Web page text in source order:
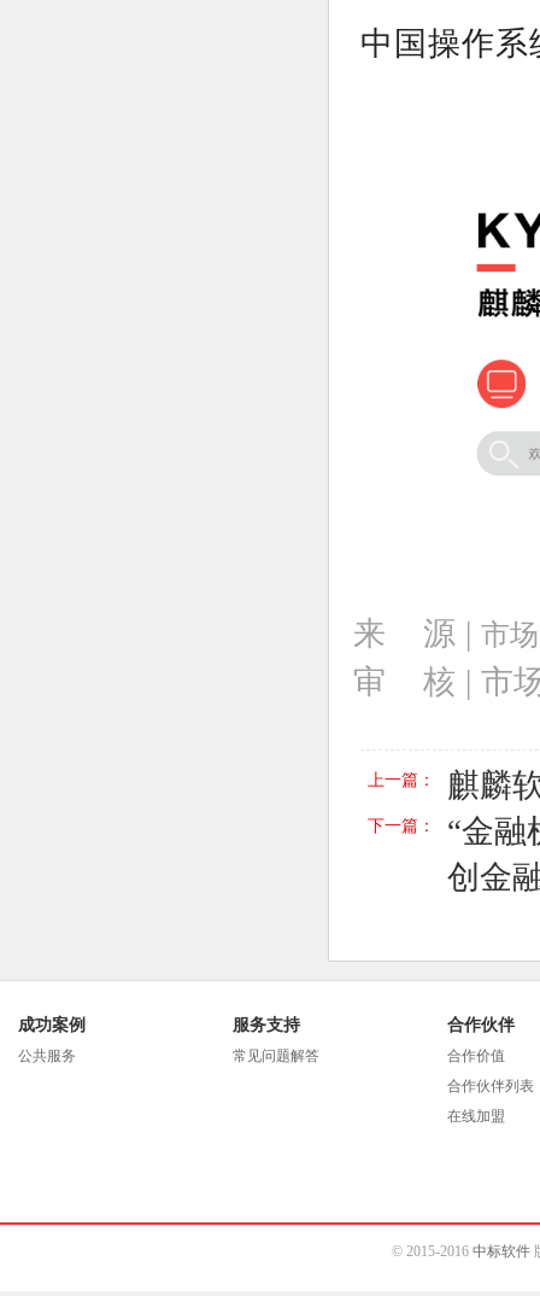
中国操作
来 源 | 市
审 核 | 市
上一篇： 麒麟
下一篇：
“金融
创金
成功案例
公共服务
服务支持
常见问题解答
合作伙伴
合作价值
合作伙伴列表
在线加盟
© 2015-2016 中标软件